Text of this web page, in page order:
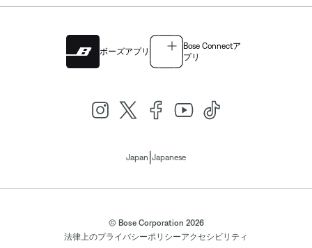
ボーズアプリ
Bose Connectア
プリ
Japan Japanese
© Bose Corporation 2026
法律上のプライバシーポリシーアクセシビリティ